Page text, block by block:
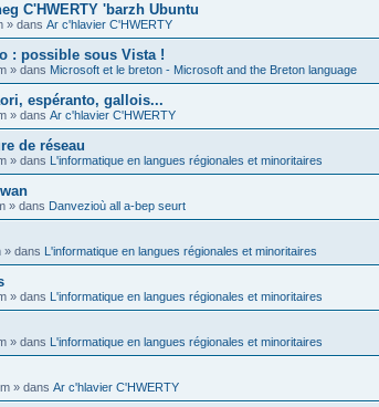
C'HWERTY 'barzh Ubuntu
» dans Ar c'hlavier C'HWERTY
: possible sous Vista !
» dans Microsoft et le breton - Microsoft and the Breton language
espéranto, gallois...
» dans Ar c'hlavier C'HWERTY
de réseau
» dans L'informatique en langues régionales et minoritaires
» dans Danvezioù all a-bep seurt
» dans L'informatique en langues régionales et minoritaires
» dans L'informatique en langues régionales et minoritaires
» dans L'informatique en langues régionales et minoritaires
» dans Ar c'hlavier C'HWERTY